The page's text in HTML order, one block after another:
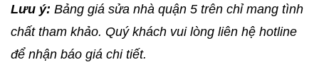
Lưu ý: Bảng giá sửa nhà quận 5 trên chỉ mang tình
chất tham khảo. Quý khách vui lòng liên hệ hotline
để nhận báo giá chi tiết.